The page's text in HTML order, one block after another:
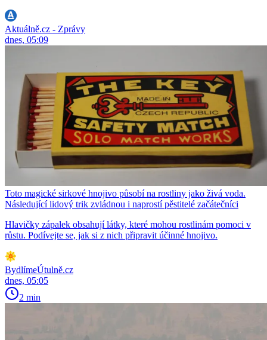
Aktuálně.cz - Zprávy
dnes, 05:09
Toto magické sirkové hnojivo působí na rostliny jako živá voda.
Následující lidový trik zvládnou i naprostí pěstitelé začátečníci
Hlavičky zápalek obsahují látky, které mohou rostlinám pomoci v
růstu. Podívejte se, jak si z nich připravit účinné hnojivo.
BydlímeÚtulně.cz
dnes, 05:05
2 min